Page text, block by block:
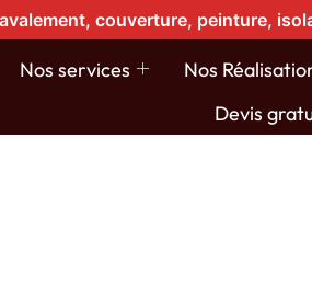
couverture, peinture,
Nos services
Nos
Devis